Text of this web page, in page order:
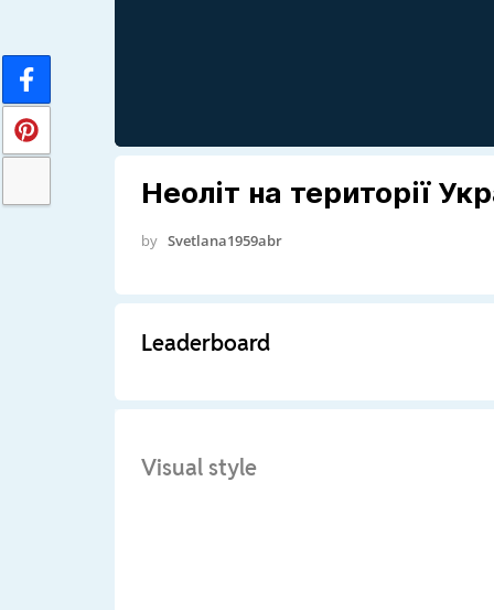
Неоліт на території
by Svetlana1959abr
Leaderboard
Visual style